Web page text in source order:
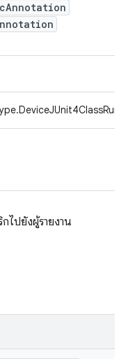
ไปยังผู้รายงาน